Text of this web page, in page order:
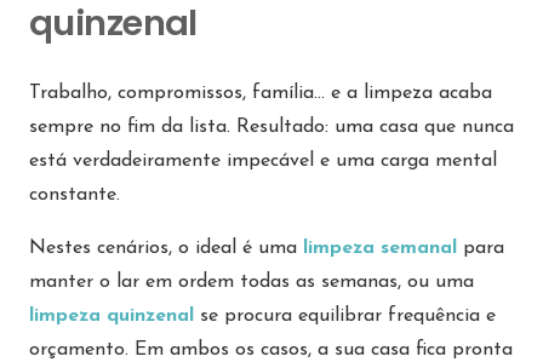
quinzenal
Trabalho, compromissos, família… e a limpeza acaba
sempre no fim da lista. Resultado: uma casa que nunca
está verdadeiramente impecável e uma carga mental
constante.
Nestes cenários, o ideal é uma limpeza semanal
para
manter o lar em ordem todas as semanas, ou uma
limpeza quinzenal
se procura equilibrar frequência e
orçamento. Em ambos os casos, a sua casa fica pronta